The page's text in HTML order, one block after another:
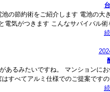
の節約術をご紹介します 電池の
電気がつきます こんなサバイバル
るみたいですね。 マンションに
すべてアルミ仕様でのご提案で